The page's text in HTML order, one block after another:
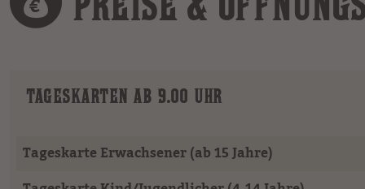
TAGESKARTEN AB 9.00 UHR
Tageskarte Erwachsener (ab 15 Jahre)